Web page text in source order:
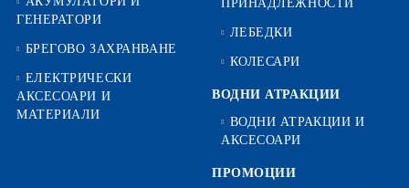
ГЕНЕРАТОРИ
БРЕГОВО ЗАХРАНВАНЕ
ЕЛЕКТРИЧЕСКИ
АКСЕСОАРИ И
МАТЕРИАЛИ
ПРИНАДЛЕЖНОСТИ
ЛЕБЕДКИ
КОЛЕСАРИ
ВОДНИ АТРАКЦИИ
ВОДНИ АТРАКЦИИ И
АКСЕСОАРИ
ПРОМОЦИИ